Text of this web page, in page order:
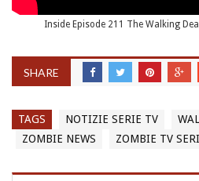
Inside Episode 211 The Walking
SHARE
TAGS NOTIZIE SERIE TV
ZOMBIE NEWS
ZOMBIE TV